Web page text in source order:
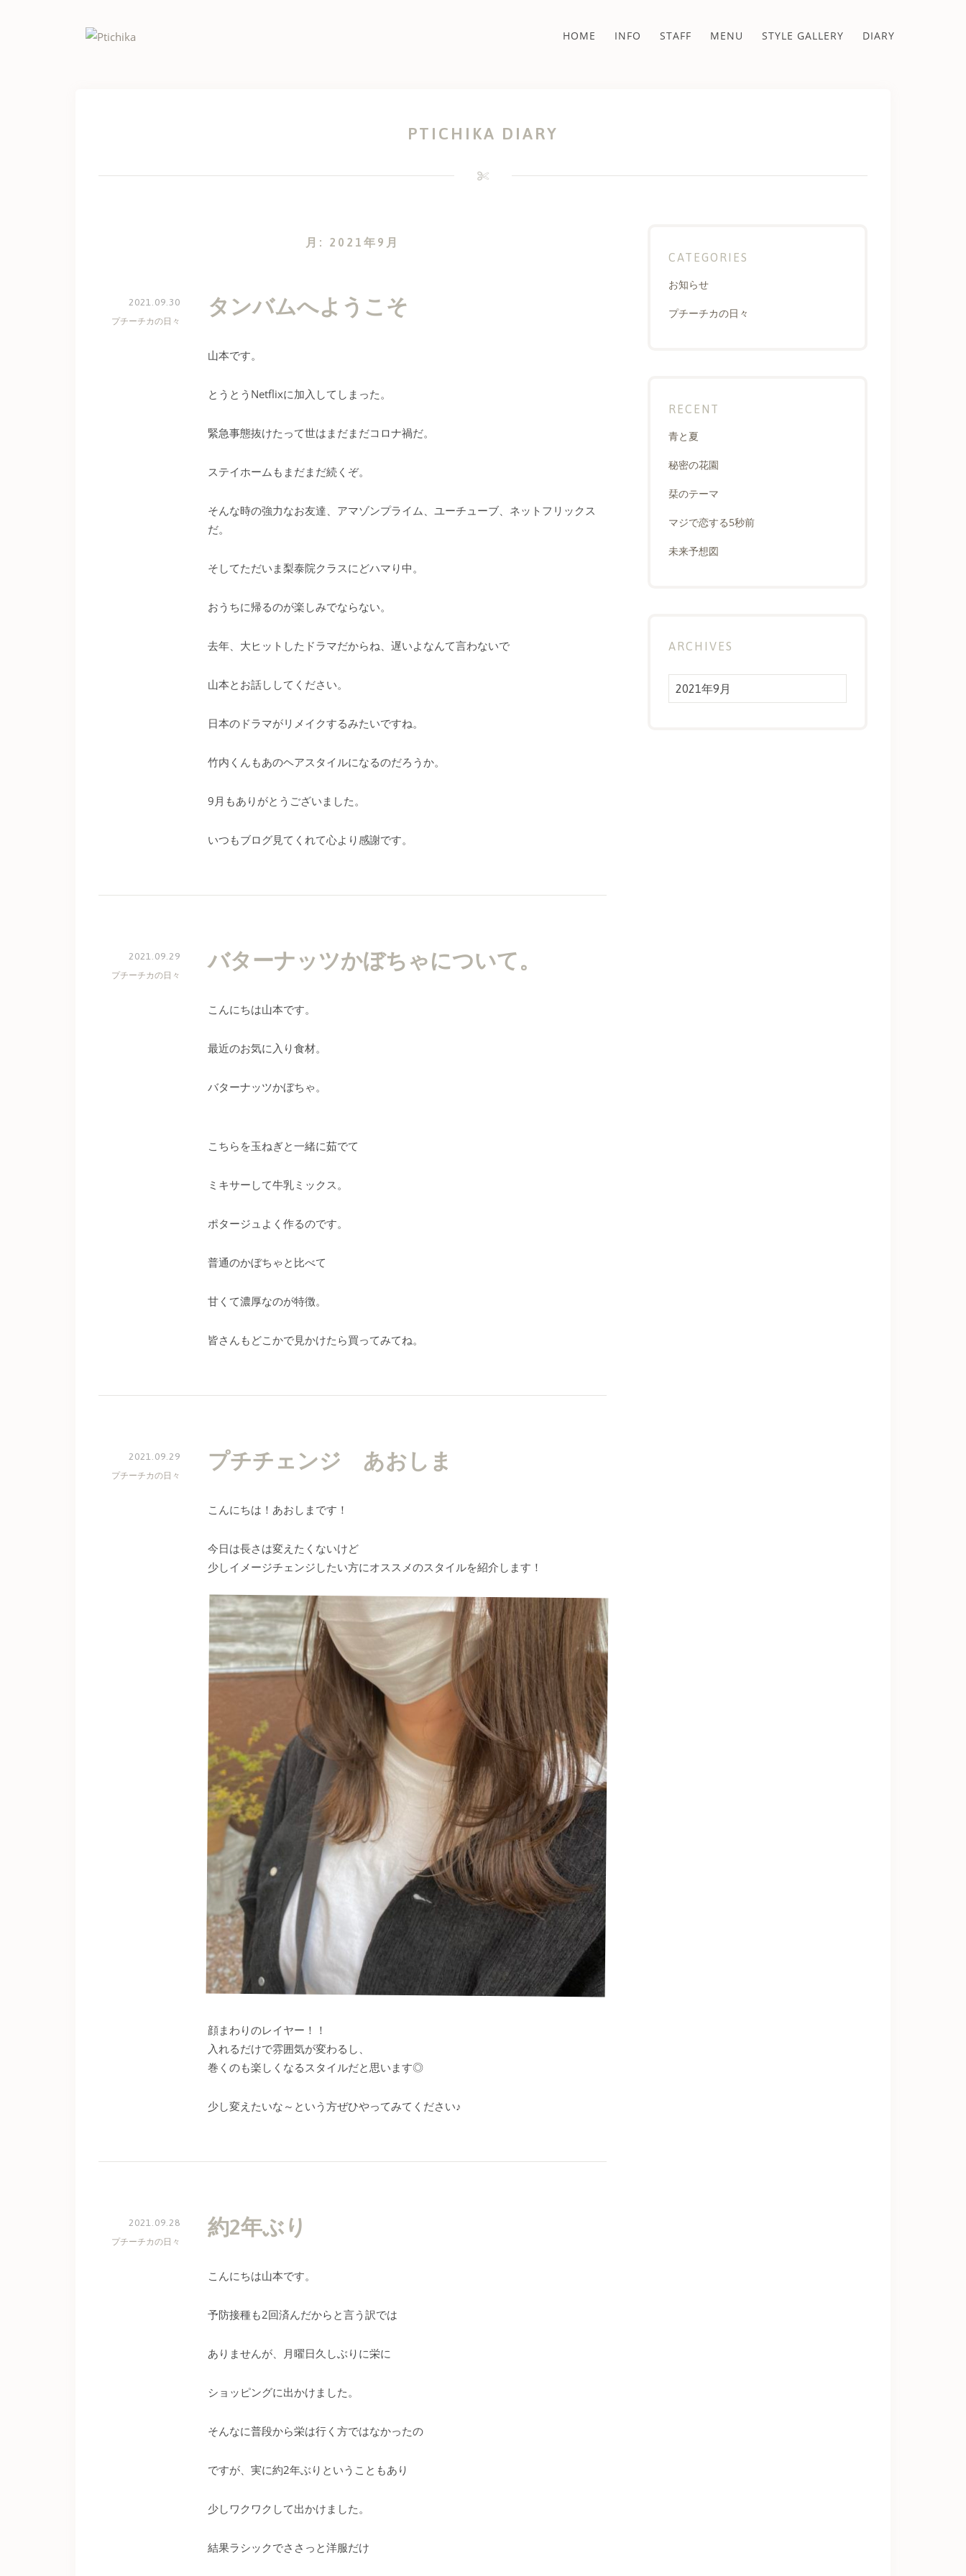
HOME INFO STAFF MENU STYLE GALLERY DIARY
PTICHIKA DIARY
月: 2021年9月
タンバムへようこそ
山本です。
とうとうNetflixに加入してしまった。
緊急事態抜けたって世はまだまだコロナ禍だ。
ステイホームもまだまだ続くぞ。
そんな時の強力なお友達、アマゾンプライム、ユーチューブ、ネットフリックス
だ。
そしてただいま梨泰院クラスにどハマり中。
おうちに帰るのが楽しみでならない。
去年、大ヒットしたドラマだからね、遅いよなんて言わないで
山本とお話ししてください。
日本のドラマがリメイクするみたいですね。
竹内くんもあのヘアスタイルになるのだろうか。
9月もありがとうございました。
いつもブログ見てくれて心より感謝です。
2021.09.30
プチーチカの日々
バターナッツかぼちゃについて。
こんにちは山本です。
最近のお気に入り食材。
バターナッツかぼちゃ。
こちらを玉ねぎと一緒に茹でて
ミキサーして牛乳ミックス。
ポタージュよく作るのです。
普通のかぼちゃと比べて
甘くて濃厚なのが特徴。
皆さんもどこかで見かけたら買ってみてね。
2021.09.29
プチーチカの日々
プチチェンジ あおしま
こんにちは！あおしまです！
今日は長さは変えたくないけど
少しイメージチェンジしたい方にオススメのスタイルを紹介します！
顔まわりのレイヤー！！
入れるだけで雰囲気が変わるし、
巻くのも楽しくなるスタイルだと思います◎
少し変えたいな～という方ぜひやってみてください♪
2021.09.29
プチーチカの日々
約2年ぶり
こんにちは山本です。
予防接種も2回済んだからと言う訳では
ありませんが、月曜日久しぶりに栄に
ショッピングに出かけました。
そんなに普段から栄は行く方ではなかったの
ですが、実に約2年ぶりということもあり
少しワクワクして出かけました。
結果ラシックでささっと洋服だけ
2021.09.28
プチーチカの日々
CATEGORIES
お知らせ
プチーチカの日々
RECENT
青と夏
秘密の花園
栞のテーマ
マジで恋する5秒前
未来予想図
ARCHIVES
Archives